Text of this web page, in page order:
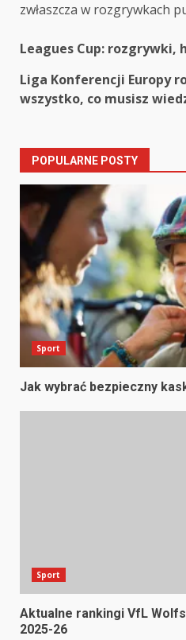
zwłaszcza w rozgrywkach
Post
navigation
Leagues Cup: rozgrywki,
Liga Konferencji Europy
wszystko, co musisz
POPULARNE POSTY
Sport
Jak wybrać bezpieczny
Sport
Aktualne rankingi VfL
2025-26